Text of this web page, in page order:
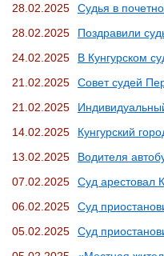
28.02.2025
Судья в
28.02.2025
Поздравили
24.02.2025
В Кунгурском
21.02.2025
Совет судей
21.02.2025
14.02.2025
Кунгурский
13.02.2025
Водителя
07.02.2025
Суд арестовал
06.02.2025
Суд
05.02.2025
Суд